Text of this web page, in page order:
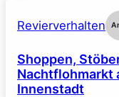
Revierverhalten
Shoppen,
Nachtflohmarkt
Innenstadt